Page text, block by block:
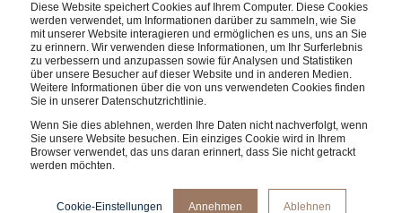
Diese Website speichert Cookies auf Ihrem Computer. Diese Cookies
werden verwendet, um Informationen darüber zu sammeln, wie Sie
mit unserer Website interagieren und ermöglichen es uns, uns an Sie
zu erinnern. Wir verwenden diese Informationen, um Ihr Surferlebnis
zu verbessern und anzupassen sowie für Analysen und Statistiken
über unsere Besucher auf dieser Website und in anderen Medien.
Weitere Informationen über die von uns verwendeten Cookies finden
Sie in unserer Datenschutzrichtlinie.
Wenn Sie dies ablehnen, werden Ihre Daten nicht nachverfolgt, wenn
Sie unsere Website besuchen. Ein einziges Cookie wird in Ihrem
Browser verwendet, das uns daran erinnert, dass Sie nicht getrackt
werden möchten.
Cookie-Einstellungen Annehmen Ablehnen
Erhalten Sie einmal im Monat die neuesten Branchennachrichten.
© 2024 Cadesign form - All rights reserved
Datenschutzbestimmungen Impressum